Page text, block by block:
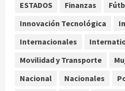
4
Estudio en
consumo de
agosto 7, 2026
Internacional
EE.UU.
ESTADOS
Finanzas
Innovación Tecnológica
Internacionales
Movilidad y Transporte
Nacional
Nacionales